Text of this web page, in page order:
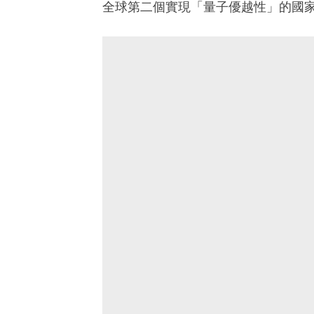
全球第二個實現「量子優越性」的國